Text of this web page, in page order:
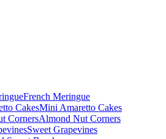
French Meringue
Mini Amaretto Cakes
Almond Nut Corners
Sweet Grapevines